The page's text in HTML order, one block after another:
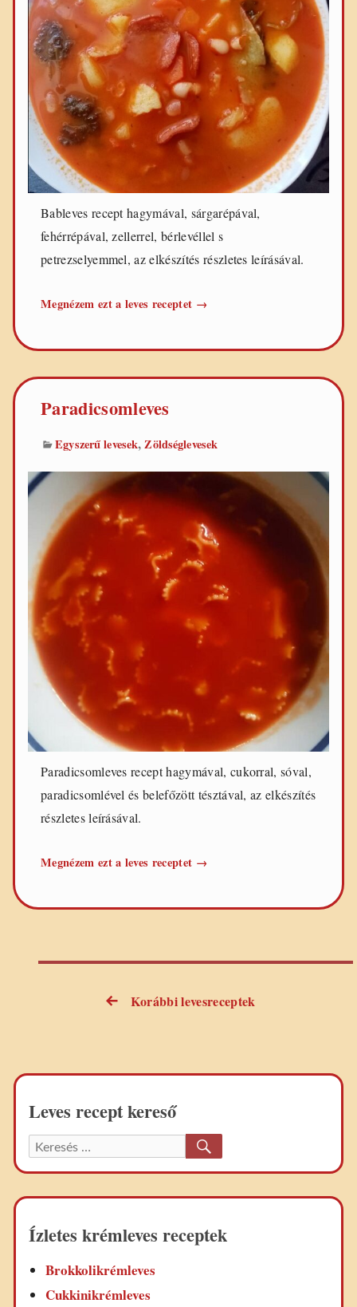
Bableves recept hagymával, sárgarépával,
fehérrépával, zellerrel, bérlevéllel s
petrezselyemmel, az elkészítés részletes leírásával.
Megnézem ezt a leves receptet Bableves
→
Paradicsomleves
Egyszerű levesek,Zöldséglevesek
Paradicsomleves recept hagymával, cukorral, sóval,
paradicsomlével és belefőzött tésztával, az elkészítés
részletes leírásával.
Megnézem ezt a leves receptet Paradicsomleves
→
Korábbi levesreceptek
Leves recept kereső
Keresett
recept:
Ízletes krémleves receptek
Brokkolikrémleves
Cukkinikrémleves